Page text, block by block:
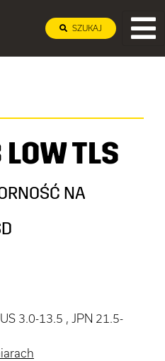
SZUKAJ
TLS
NA
3.0-13.5 , JPN 21.5-